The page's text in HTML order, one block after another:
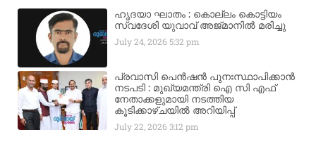
ഹൃദയാ ഘാതം : കൊല്ലം കൊട്ടിയം
സ്വദേശി യുവാവ് അജ്മാനിൽ മരിച്ചു
July 24, 20265:32 pm
പ്രവാസി പെൻഷൻ പുനഃസ്ഥാപിക്കാൻ
നടപടി : മുഖ്യമന്ത്രി ഐ സി എഫ്
നേതാക്കളുമായി നടത്തിയ
കൂടിക്കാഴ്ചയിൽ അറിയിപ്പ്
July 22, 20263:12 pm